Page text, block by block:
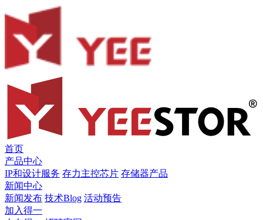
首页
产品中心
IP和设计服务 存力主控芯片 存储器产品
新闻中心
新闻发布 技术Blog 活动预告
加入得一